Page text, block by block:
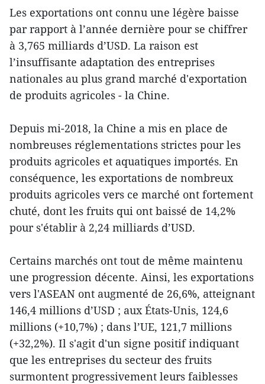
Les exportations ont connu une légère baisse
par rapport à l’année dernière pour se chiffrer
à 3,765 milliards d’USD. La raison est
l’insuffisante adaptation des entreprises
nationales au plus grand marché d'exportation
de produits agricoles - la Chine.
Depuis mi-2018, la Chine a mis en place de
nombreuses réglementations strictes pour les
produits agricoles et aquatiques importés. En
conséquence, les exportations de nombreux
produits agricoles vers ce marché ont fortement
chuté, dont les fruits qui ont baissé de 14,2%
pour s'établir à 2,24 milliards d’USD.
Certains marchés ont tout de même maintenu
une progression décente. Ainsi, les exportations
vers l'ASEAN ont augmenté de 26,6%, atteignant
146,4 millions d’USD ; aux États-Unis, 124,6
millions (+10,7%) ; dans l’UE, 121,7 millions
(+32,2%). Il s'agit d'un signe positif indiquant
que les entreprises du secteur des fruits
surmontent progressivement leurs faiblesses